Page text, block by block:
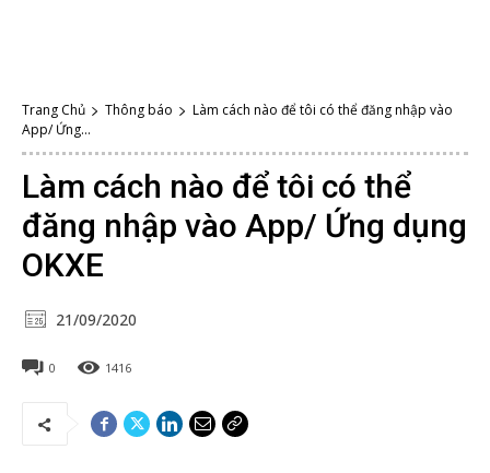
Trang Chủ Thông báo
Làm cách nào để tôi có thể đăng nhập vào
App/ Ứng...
Làm cách nào để tôi có thể
đăng nhập vào App/ Ứng dụng
OKXE
21/09/2020
0 1416